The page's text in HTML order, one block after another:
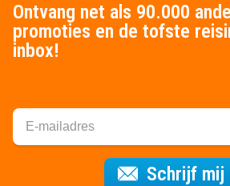
Ontvang net als 90.000
promoties en de tofste
inbox!
Schrijf mij